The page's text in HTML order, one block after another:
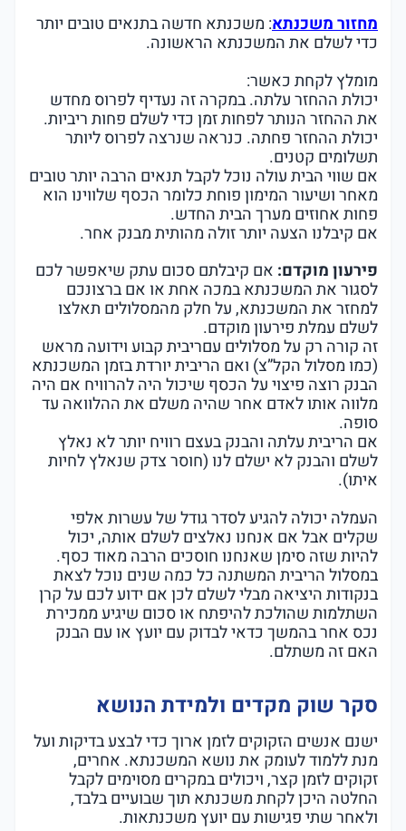
מחזור משכנתא: משכנתא חדשה בתנאים טובים יותר
כדי לשלם את המשכנתא הראשונה.
מומלץ לקחת כאשר:
יכולת ההחזר עלתה. במקרה זה נעדיף לפרוס מחדש
את ההחזר הנותר לפחות זמן כדי לשלם פחות ריביות.
יכולת ההחזר פחתה. כנראה שנרצה לפרוס ליותר
תשלומים קטנים.
אם שווי הבית עולה נוכל לקבל תנאים הרבה יותר טובים
מאחר ושיעור המימון פוחת כלומר הכסף שלווינו הוא
פחות אחוזים מערך הבית החדש.
אם קיבלנו הצעה יותר זולה מהותית מבנק אחר.
פירעון מוקדם: אם קיבלתם סכום עתק שיאפשר לכם
לסגור את המשכנתא במכה אחת או אם ברצונכם
למחזר את המשכנתא, על חלק מהמסלולים תאלצו
לשלם עמלת פירעון מוקדם.
זה קורה רק על מסלולים עםריבית קבוע וידועה מראש
(כמו מסלול הקל”צ) ואם הריבית יורדת בזמן המשכנתא
הבנק רוצה פיצוי על הכסף שיכול היה להרוויח אם היה
מלווה אותו לאדם אחר שהיה משלם את ההלוואה עד
סופה.
אם הריבית עלתה והבנק בעצם רוויח יותר לא נאלץ
לשלם והבנק לא ישלם לנו (חוסר צדק שנאלץ לחיות
איתו).
העמלה יכולה להגיע לסדר גודל של עשרות אלפי
שקלים אבל אם אנחנו נאלצים לשלם אותה, יכול
להיות שזה סימן שאנחנו חוסכים הרבה מאוד כסף.
במסלול הריבית המשתנה כל כמה שנים נוכל לצאת
בנקודות היציאה מבלי לשלם לכן אם ידוע לכם על קרן
השתלמות שהולכת להיפתח או סכום שיגיע ממכירת
נכס אחר בהמשך כדאי לבדוק עם יועץ או עם הבנק
האם זה משתלם.
סקר שוק מקדים ולמידת הנושא
ישנם אנשים הזקוקים לזמן ארוך כדי לבצע בדיקות ועל
מנת ללמוד לעומק את נושא המשכנתא. אחרים,
זקוקים לזמן קצר, ויכולים במקרים מסוימים לקבל
החלטה היכן לקחת משכנתא תוך שבועיים בלבד,
ולאחר שתי פגישות עם יועץ משכנתאות.